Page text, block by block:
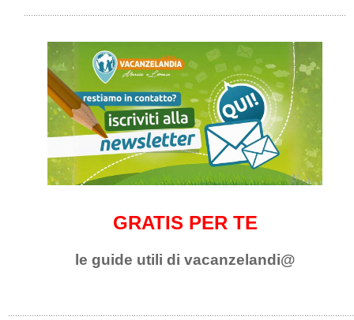
GRATIS PER TE
le guide utili di vacanzelandi@